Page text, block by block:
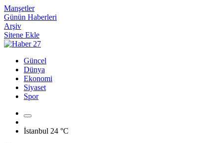
Manşetler
Günün Haberleri
Arşiv
Sitene Ekle
Güncel
Dünya
Ekonomi
Siyaset
Spor
İstanbul 24 °C